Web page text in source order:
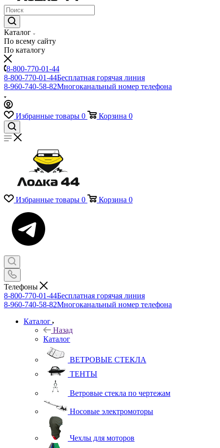
Каталог
По всему сайту
По каталогу
8-800-770-01-44
8-800-770-01-44Бесплатная горячая линия
8-960-740-58-82Многоканальный номер телефона
Избранные товары 0 Корзина 0
Избранные товары 0 Корзина 0
Телефоны
8-800-770-01-44Бесплатная горячая линия
8-960-740-58-82Многоканальный номер телефона
Каталог
Назад
Каталог
ВЕТРОВЫЕ СТЕКЛА
ТЕНТЫ
Ветровые стекла по чертежам
Носовые электромоторы
Чехлы для моторов